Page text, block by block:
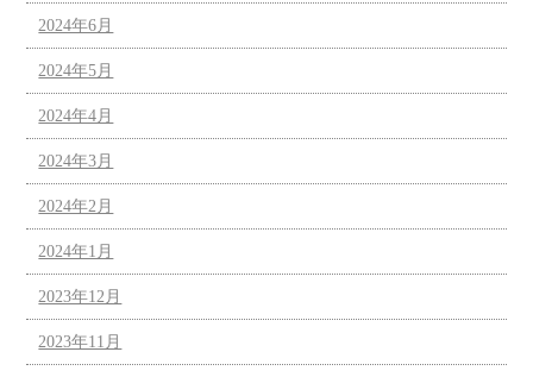
2024年6月
2024年5月
2024年4月
2024年3月
2024年2月
2024年1月
2023年12月
2023年11月